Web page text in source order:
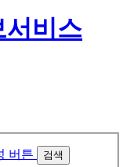
검색